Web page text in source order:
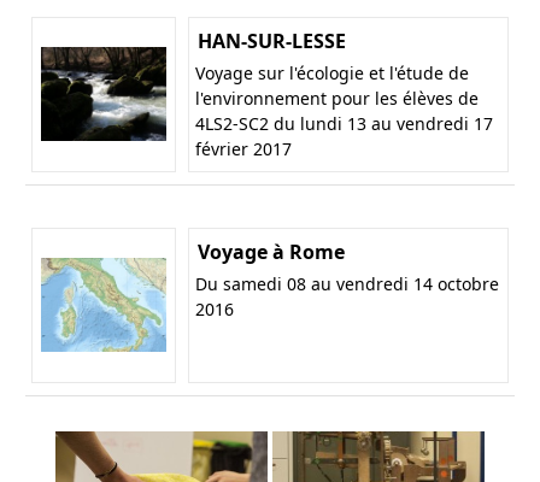
HAN-SUR-LESSE
Voyage sur l'écologie et l'étude de
l'environnement pour les élèves de
4LS2-SC2 du lundi 13 au vendredi 17
février 2017
Voyage à Rome
Du samedi 08 au vendredi 14 octobre
2016